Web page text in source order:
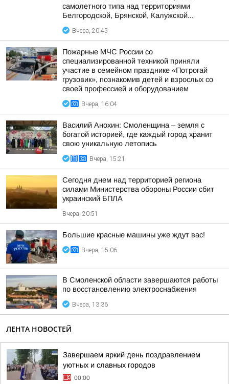
самолетного типа над территориями
Белгородской, Брянской, Калужской...
Вчера, 20:45
Пожарные МЧС России со
специализированной техникой приняли
участие в семейном празднике «Потрогай
грузовик», познакомив детей и взрослых со
своей профессией и оборудованием
Вчера, 16:04
Василий Анохин: Смоленщина – земля с
богатой историей, где каждый город хранит
свою уникальную летопись
Вчера, 15:21
Сегодня днем над территорией региона
силами Министерства обороны России сбит
украинский БПЛА
Вчера, 20:51
Большие красные машины уже ждут вас!
Вчера, 15:06
В Смоленской области завершаются работы
по восстановлению электроснабжения
Вчера, 13:36
ЛЕНТА НОВОСТЕЙ
Завершаем яркий день поздравлением
уютных и славных городов
00:00